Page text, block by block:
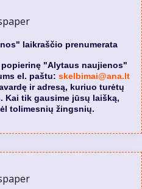
laikraščio prenumerata
"Alytaus naujienos"
el. paštu: skelbimai@ana.lt
ir adresą, kuriuo turėtų
Kai tik gausime jūsų laišką,
tolimesnių žingsnių.